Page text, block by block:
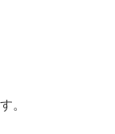
。